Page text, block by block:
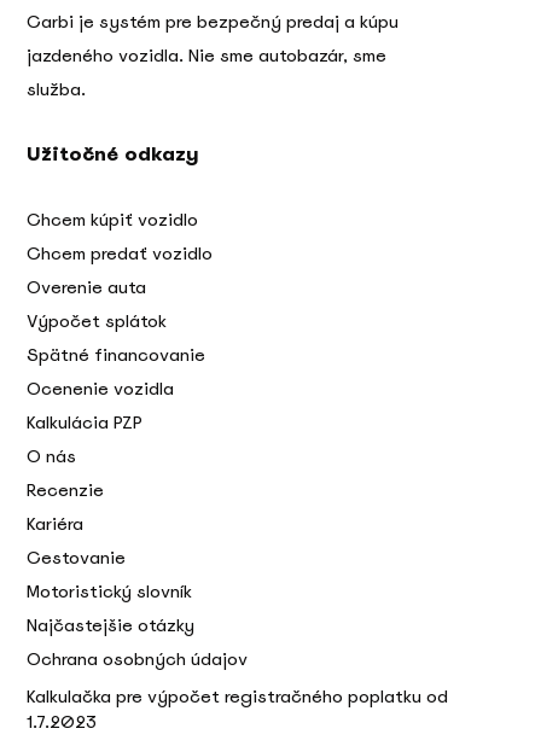
Carbi je systém pre bezpečný predaj a kúpu
jazdeného vozidla. Nie sme autobazár, sme
služba.
Užitočné odkazy
Chcem kúpiť vozidlo
Chcem predať vozidlo
Overenie auta
Výpočet splátok
Spätné financovanie
Ocenenie vozidla
Kalkulácia PZP
O nás
Recenzie
Kariéra
Cestovanie
Motoristický slovník
Najčastejšie otázky
Ochrana osobných údajov
Kalkulačka pre výpočet registračného poplatku od
1.7.2023